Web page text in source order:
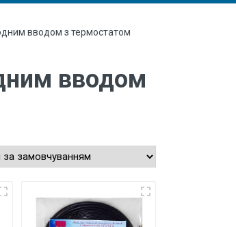
вводом з термостатом
вводом